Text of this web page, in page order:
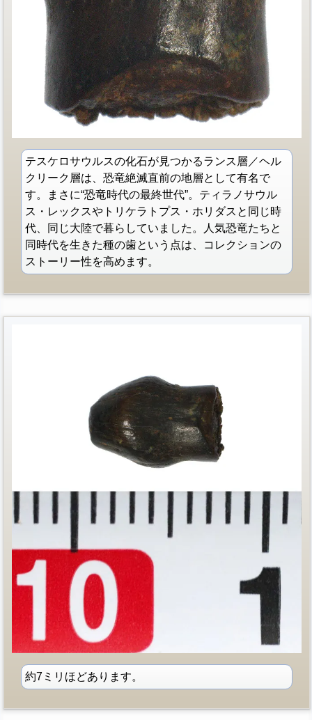
テスケロサウルスの化石が見つかるランス層／ヘル
クリーク層は、恐竜絶滅直前の地層として有名で
す。まさに“恐竜時代の最終世代”。ティラノサウル
ス・レックスやトリケラトプス・ホリダスと同じ時
代、同じ大陸で暮らしていました。人気恐竜たちと
同時代を生きた種の歯という点は、コレクションの
ストーリー性を高めます。
約7ミリほどあります。